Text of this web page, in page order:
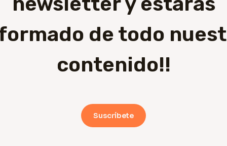
de todo
contenido!!
Suscríbete